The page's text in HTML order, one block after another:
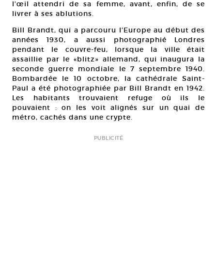
l’œil attendri de sa femme, avant, enfin, de se
livrer à ses ablutions.
Bill Brandt, qui a parcouru l’Europe au début des
années 1930, a aussi photographié Londres
pendant le couvre-feu, lorsque la ville était
assaillie par le «blitz» allemand, qui inaugura la
seconde guerre mondiale le 7 septembre 1940.
Bombardée le 10 octobre, la cathédrale Saint-
Paul a été photographiée par Bill Brandt en 1942.
Les habitants trouvaient refuge où ils le
pouvaient : on les voit alignés sur un quai de
métro, cachés dans une crypte.
PUBLICITÉ